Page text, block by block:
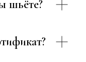
шьёте?